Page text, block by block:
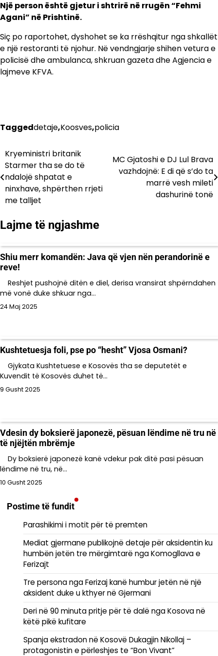
Një person është gjetur i shtrirë në rrugën “Fehmi
Agani” në Prishtinë.
Siç po raportohet, dyshohet se ka rrëshqitur nga shkallët
e një restoranti të njohur. Në vendngjarje shihen vetura e
policisë dhe ambulanca, shkruan gazeta dhe Agjencia e
lajmeve KFVA.
Taggeddetaje,Koosves,policia
Lëvizje
te
postimet
Kryeministri britanik
Starmer tha se do të
ndalojë shpatat e
ninxhave, shpërthen rrjeti
me talljet
MC Gjatoshi e DJ Lul Brava
vazhdojnë: E di që s’do ta
marrë vesh mileti
dashurinë tonë
Lajme të ngjashme
Shiu merr komandën: Java që vjen nën perandorinë e
reve!
Reshjet pushojnë ditën e diel, derisa vransirat shpërndahen
më vonë duke shkuar nga…
24 Maj 2025
Kushtetuesja foli, pse po “hesht” Vjosa Osmani?
Gjykata Kushtetuese e Kosovës tha se deputetët e
Kuvendit të Kosovës duhet të…
9 Gusht 2025
Vdesin dy boksierë japonezë, pësuan lëndime në tru në
të njëjtën mbrëmje
Dy boksierë japonezë kanë vdekur pak ditë pasi pësuan
lëndime në tru, në…
10 Gusht 2025
Postime të fundit
Parashikimi i motit për të premten
Mediat gjermane publikojnë detaje për aksidentin ku
humbën jetën tre mërgimtarë nga Komogllava e
Ferizajt
Tre persona nga Ferizaj kanë humbur jetën në një
aksident duke u kthyer në Gjermani
Deri në 90 minuta pritje për të dalë nga Kosova në
këtë pikë kufitare
Spanja ekstradon në Kosovë Dukagjin Nikollaj –
protagonistin e përleshjes te “Bon Vivant”